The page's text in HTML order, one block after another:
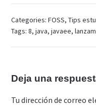
Categories:FOSS,Tips
Tags:8,java,javaee,
Deja una
Tu dirección de correo